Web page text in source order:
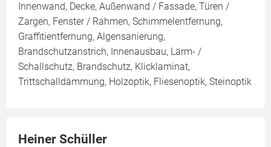
Innenwand, Decke, Außenwand / Fassade, Türen /
Zargen, Fenster / Rahmen, Schimmelentfernung,
Graffitientfernung, Algensanierung,
Brandschutzanstrich, Innenausbau, Lärm- /
Schallschutz, Brandschutz, Klicklaminat,
Trittschalldämmung, Holzoptik, Fliesenoptik, Steinoptik
Heiner Schüller